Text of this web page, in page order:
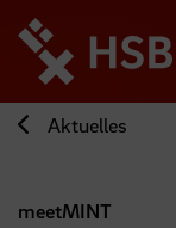
zum
Seiteninhalt
springen
Aktuelles
meetMINT